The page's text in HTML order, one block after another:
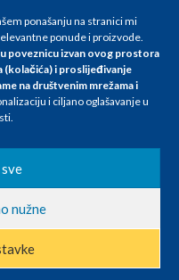
ponašanju na stranici mi
ponude i proizvode.
poveznicu izvan ovog prostora
i proslijeđivanje
na društvenim mrežama i
i ciljano oglašavanje u
nužne
nam se na
karaktera i podložne su
u Eurima i uključuju PDV. Sve
Trudimo se dati što bolji
garantirati da su svi
štampanja te promjene